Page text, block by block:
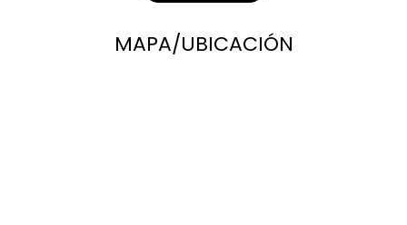
MAPA/UBICACIÓN